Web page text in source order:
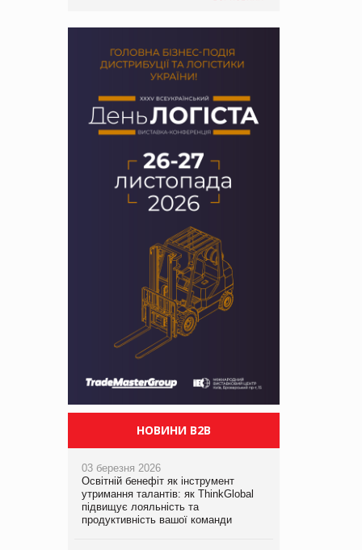
НОВИНИ B2B
03 березня 2026
Освітній бенефіт як інструмент
утримання талантів: як ThinkGlobal
підвищує лояльність та
продуктивність вашої команди